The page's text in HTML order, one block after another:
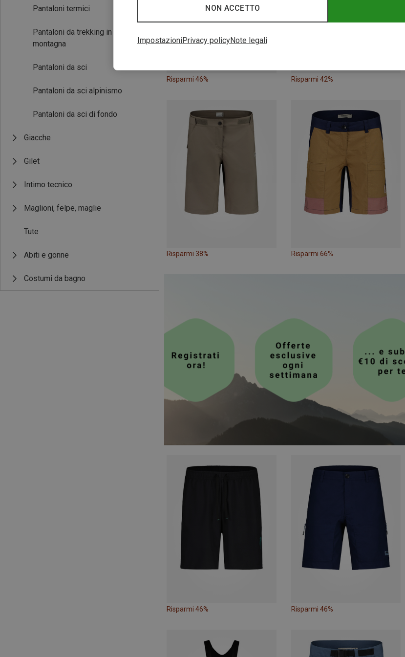
Pantaloni termici
Pantaloni da trekking in alta
montagna
Pantaloni da sci
Pantaloni da sci alpinismo
Pantaloni da sci di fondo
Giacche
Gilet
Intimo tecnico
Maglioni, felpe, maglie
Tute
Abiti e gonne
Costumi da bagno
Risparmi 46% Risparmi 42%
Risparmi 38% Risparmi 66%
Risparmi 46% Risparmi 46%
NON ACCETTO
ImpostazioniPrivacy policyNote legali